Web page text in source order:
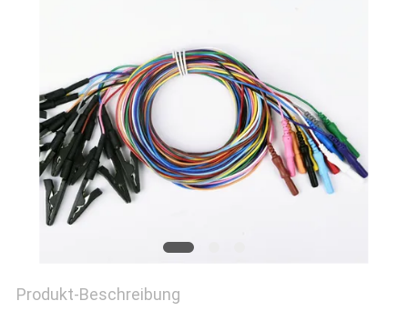
POLICY
Produkt-Beschreibung